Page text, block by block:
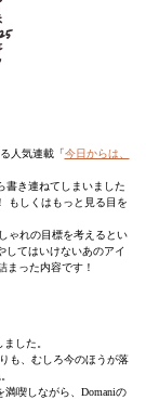
人気連載「今日からは、
書き連ねてしまいました
もしくはもっと見る目を
ゃれの目標を考えるとい
してはいけないあのアイ
まった内容です！
した。
も、むしろ今のほうが落
喫しながら、Domaniの